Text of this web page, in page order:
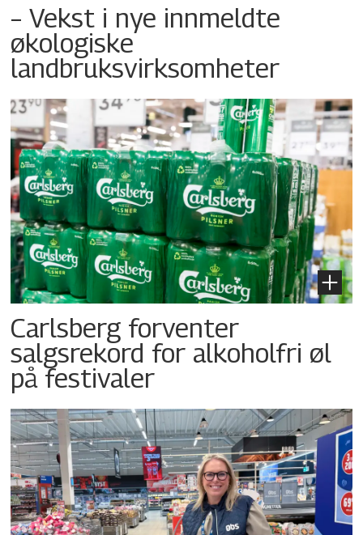
– Vekst i nye innmeldte
økologiske
landbruksvirksomheter
Carlsberg forventer
salgsrekord for alkoholfri øl
på festivaler